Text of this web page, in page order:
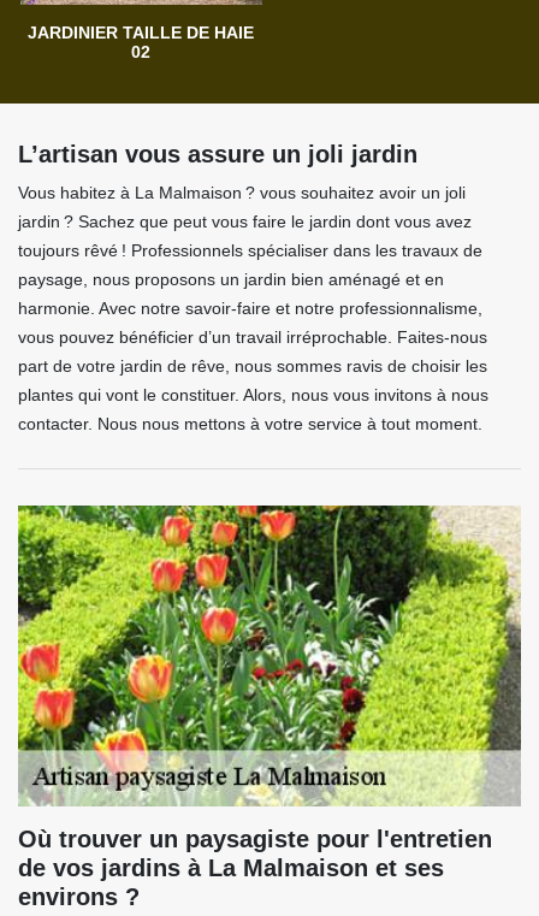
JARDINIER TAILLE DE HAIE
02
L’artisan vous assure un joli jardin
Vous habitez à La Malmaison ? vous souhaitez avoir un joli
jardin ? Sachez que peut vous faire le jardin dont vous avez
toujours rêvé ! Professionnels spécialiser dans les travaux de
paysage, nous proposons un jardin bien aménagé et en
harmonie. Avec notre savoir-faire et notre professionnalisme,
vous pouvez bénéficier d’un travail irréprochable. Faites-nous
part de votre jardin de rêve, nous sommes ravis de choisir les
plantes qui vont le constituer. Alors, nous vous invitons à nous
contacter. Nous nous mettons à votre service à tout moment.
Où trouver un paysagiste pour l'entretien
de vos jardins à La Malmaison et ses
environs ?